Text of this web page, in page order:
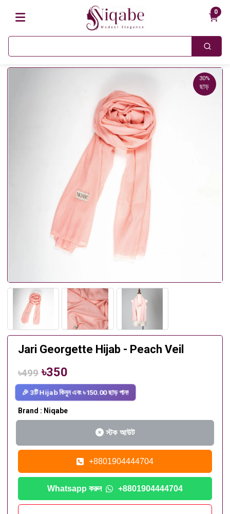
0
30%
ছাড়
Jari Georgette Hijab - Peach Veil
৳499 ৳350
🎉 3টি Hijab কিনুন এবং ৳150.00 ছাড় পান!
Brand : Niqabe
স্টক আউট
+8801904444704
Whatsapp করুন +8801904444704